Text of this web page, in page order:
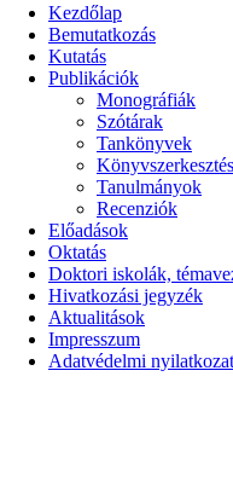
Kezdőlap
Bemutatkozás
Kutatás
Publikációk
Monográfiák
Szótárak
Tankönyvek
Tanulmányok
Recenziók
Előadások
Oktatás
Doktori iskolák,
Hivatkozási jegyzék
Aktualitások
Impresszum
Adatvédelmi nyilatkozat